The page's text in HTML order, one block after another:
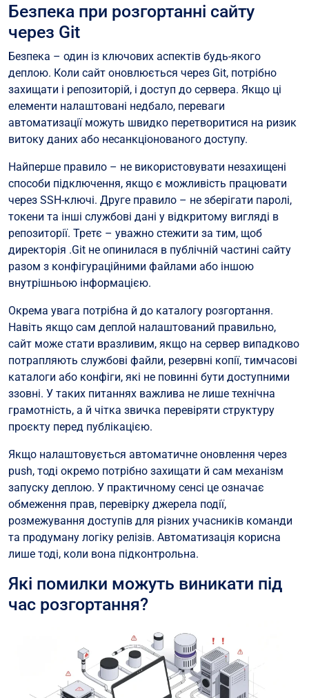
Безпека при розгортанні сайту
через Git
Безпека – один із ключових аспектів будь-якого
деплою. Коли сайт оновлюється через Git, потрібно
захищати і репозиторій, і доступ до сервера. Якщо ці
елементи налаштовані недбало, переваги
автоматизації можуть швидко перетворитися на ризик
витоку даних або несанкціонованого доступу.
Найперше правило – не використовувати незахищені
способи підключення, якщо є можливість працювати
через SSH-ключі. Друге правило – не зберігати паролі,
токени та інші службові дані у відкритому вигляді в
репозиторії. Третє – уважно стежити за тим, щоб
директорія .Git не опинилася в публічній частині сайту
разом з конфігураційними файлами або іншою
внутрішньою інформацією.
Окрема увага потрібна й до каталогу розгортання.
Навіть якщо сам деплой налаштований правильно,
сайт може стати вразливим, якщо на сервер випадково
потрапляють службові файли, резервні копії, тимчасові
каталоги або конфіги, які не повинні бути доступними
ззовні. У таких питаннях важлива не лише технічна
грамотність, а й чітка звичка перевіряти структуру
проєкту перед публікацією.
Якщо налаштовується автоматичне оновлення через
push, тоді окремо потрібно захищати й сам механізм
запуску деплою. У практичному сенсі це означає
обмеження прав, перевірку джерела події,
розмежування доступів для різних учасників команди
та продуману логіку релізів. Автоматизація корисна
лише тоді, коли вона підконтрольна.
Які помилки можуть виникати під
час розгортання?